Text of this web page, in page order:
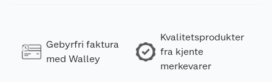
Gebyrfri faktura
med Walley
Kvalitetsprodukter
fra kjente
merkevarer